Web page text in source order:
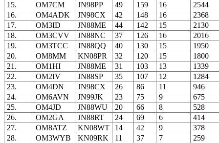
15.
OM7CM JN98PP 49 159 16
2544
16.
OM4ADK JN98CX 42 148 16
2368
17.
OM3ID JN88ME 44 142 15
2130
18.
OM3CVV JN88NC 37 126 16
2016
19.
OM3TCC JN88QQ 40 130 15
1950
20.
OM8MM KN08PR 32 120 15
1800
21.
OM1HI JN88ME 31 103 13
1339
22.
OM2IV JN88SP 35 107 12
1284
23.
OM4DN JN98CX 26 86 11
946
24.
OM6AVN JN99JK 23 75 9
675
25.
OM4JD JN88WU 20 66 8
528
26.
OM2GA JN88RT 24 69 6
414
27.
OM8ATZ KN08WT 14 42 9
378
28.
OM3WYB KN09RK 11 37 7
259